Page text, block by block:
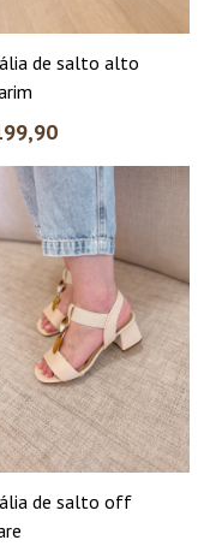
de salto alto
de salto off